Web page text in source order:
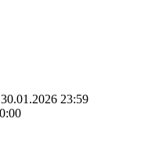
30.01.2026 23:59